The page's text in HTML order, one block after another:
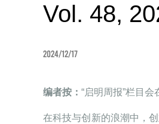
Vol. 48,
2024/12/17
编者按： “启明周报”栏目
在科技与创新的浪潮中，